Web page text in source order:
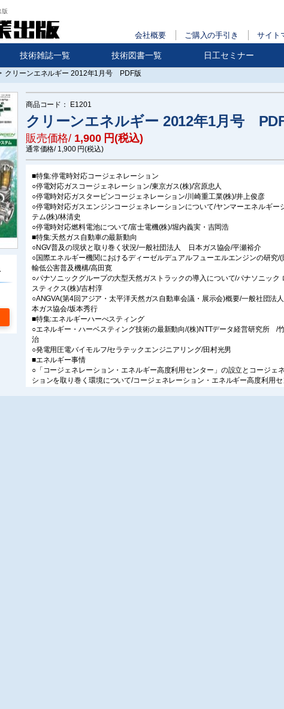
版
会社概要 ご購入の手引き サイト
技術雑誌一覧 技術図書一覧 日工セミナー
クリーンエネルギー 2012年1月号 PDF版
商品コード： E1201
クリーンエネルギー 2012年1月号
販売価格/ 1,900円(税込)
通常価格/ 1,900円(税込)
■特集:停電時対応コージェネレーション
○停電対応ガスコージェネレーション/東京ガス(株)/宮原忠人
○停電時対応ガスタービンコージェネレーション/川崎重工業(株)/井上俊彦
○停電時対応ガスエンジンコージェネレーションについて/ヤンマーエネルギー
テム(株)/林清史
○停電時対応燃料電池について/富士電機(株)/堀内義実・吉岡浩
■特集:天然ガス自動車の最新動向
○NGV普及の現状と取り巻く状況/一般社団法人 日本ガス協会/平瀬裕介
○国際エネルギー機関におけるディーゼルデュアルフューエルエンジンの研究/(
輸低公害普及機構/高田寛
○パナソニックグループの大型天然ガストラックの導入について/パナソニック
スティクス(株)/吉村淳
○ANGVA(第4回アジア・太平洋天然ガス自動車会議・展示会)概要/一般社団法
本ガス協会/坂本秀行
■特集:エネルギーハーべスティング
○エネルギー・ハーベスティング技術の最新動向/(株)NTTデータ経営研究所 /
治
○発電用圧電バイモルフ/セラテックエンジニアリング/田村光男
■エネルギー事情
○「コージェネレーション・エネルギー高度利用センター」の設立とコージェ
ションを取り巻く環境について/コージェネレーション・エネルギー高度利用セ